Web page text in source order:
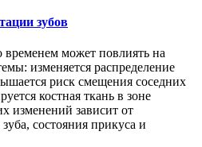
зубов
временем может повлиять на
изменяется распределение
риск смещения соседних
костная ткань в зоне
изменений зависит от
состояния прикуса и